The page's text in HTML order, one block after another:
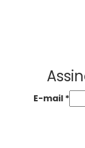
E-mail *